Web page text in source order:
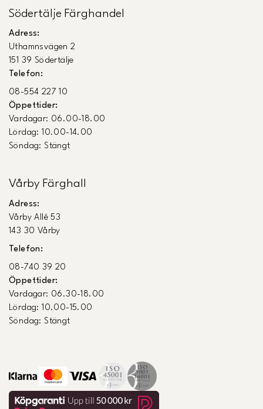
Södertälje Färghandel
Adress:
Uthamnsvägen 2
151 39 Södertälje
Telefon:
08-554 227 10
Öppettider:
Vardagar: 06.00-18.00
Lördag: 10.00-14.00
Söndag: Stängt
Vårby Färghall
Adress:
Vårby Allé 53
143 30 Vårby
Telefon:
08-740 39 20
Öppettider:
Vardagar: 06.30-18.00
Lördag: 10.00-15.00
Söndag: Stängt